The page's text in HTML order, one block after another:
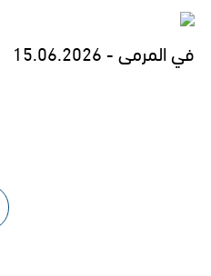
في المرمى - 15.06.2026